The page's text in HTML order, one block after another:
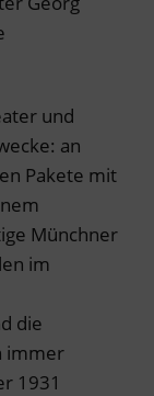
und
an
Pakete mit
Münchner
im
die
immer
1931